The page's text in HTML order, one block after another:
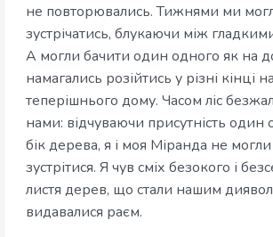
не повторювались. Тижнями ми
зустрічатись, блукаючи між
А могли бачити один одного як на
намагались розійтись у різні кінці
теперішнього дому. Часом ліс
нами: відчуваючи присутність один
бік дерева, я і моя Міранда не
зустрітися. Я чув сміх безокого і
листя дерев, що стали нашим
видавалися раєм.